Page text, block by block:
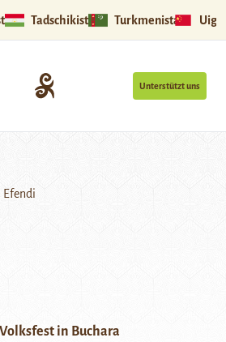
Tadschikistan Turkmenistan
Unterstützt uns
Efendi
Volksfest in Buchara